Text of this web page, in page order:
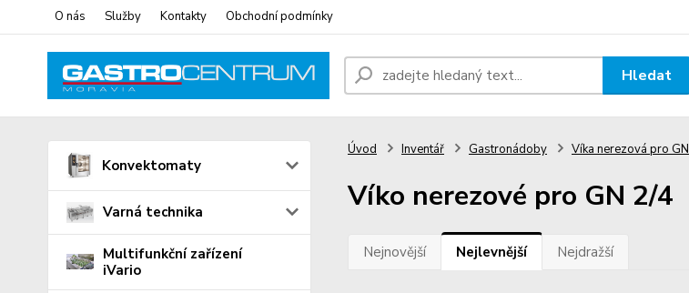
O nás Služby Kontakty Obchodní podmínky
Hledat
Konvektomaty
Varná technika
Multifunkční zařízení
iVario
Úvod Inventář Gastronádoby Víka nerezová pro GN
Víko nerezové pro GN 2/4
Nejnovější Nejlevnější Nejdražší